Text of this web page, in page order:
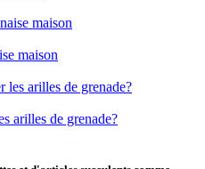
maison
arilles de grenade?